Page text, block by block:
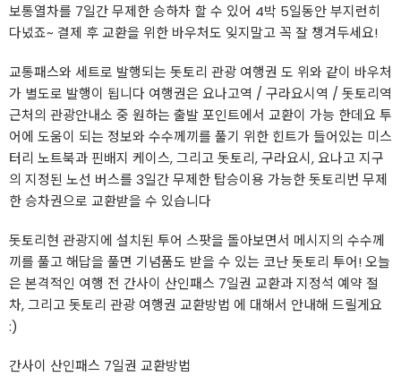
보통열차를 7일간 무제한 승하차 할 수 있어 4박 5일동안 부지런히
다녔죠~ 결제 후 교환을 위한 바우처도 잊지말고 꼭 잘 챙겨두세요!
교통패스와 세트로 발행되는 돗토리 관광 여행권 도 위와 같이 바우처
가 별도로 발행이 됩니다 여행권은 요나고역 / 구라요시역 / 돗토리역
근처의 관광안내소 중 원하는 출발 포인트에서 교환이 가능 한데요 투
어에 도움이 되는 정보와 수수께끼를 풀기 위한 힌트가 들어있는 미스
터리 노트북과 핀배지 케이스, 그리고 돗토리, 구라요시, 요나고 지구
의 지정된 노선 버스를 3일간 무제한 탑승이용 가능한 돗토리번 무제
한 승차권으로 교환받을 수 있습니다
돗토리현 관광지에 설치된 투어 스팟을 돌아보면서 메시지의 수수께
끼를 풀고 해답을 풀면 기념품도 받을 수 있는 코난 돗토리 투어! 오늘
은 본격적인 여행 전 간사이 산인패스 7일권 교환과 지정석 예약 절
차, 그리고 돗토리 관광 여행권 교환방법 에 대해서 안내해 드릴게요
:)
간사이 산인패스 7일권 교환방법